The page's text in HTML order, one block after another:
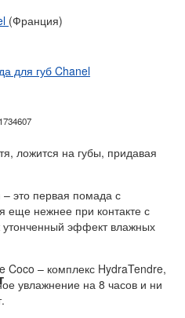
(Франция)
для губ Chanel
ложится на губы, придавая
это первая помада с
еще нежнее при контакте с
утонченный эффект влажных
Coco – комплекс HydraTendre,
увлажнение на 8 часов и ни